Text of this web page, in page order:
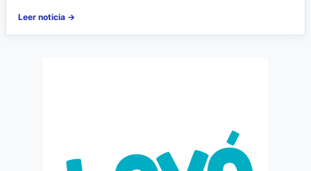
Leer noticia →